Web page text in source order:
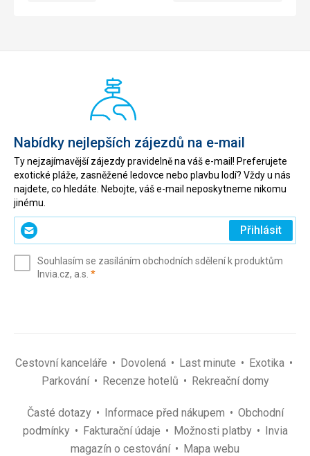
Nabídky nejlepších zájezdů na e-mail
Ty nejzajímavější zájezdy pravidelně na váš e-mail! Preferujete
exotické pláže, zasněžené ledovce nebo plavbu lodí? Vždy u nás
najdete, co hledáte. Nebojte, váš e-mail neposkytneme nikomu
jinému.
Zadejte
svůj
(povinné)
Přihlásit
Souhlasím se zasíláním obchodních sdělení k produktům
Invia.cz, a.s. *(povinné)
Cestovní kanceláře Dovolená Last minute
Exotika
Parkování
Recenze hotelů Rekreační domy
Časté dotazy Informace před nákupem
Obchodní
podmínky
Fakturační údaje Možnosti platby
Invia
magazín o cestování
Mapa webu